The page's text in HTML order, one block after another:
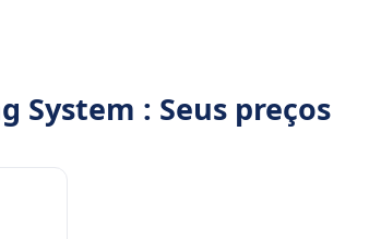
System : Seus preços